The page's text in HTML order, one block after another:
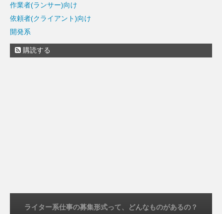
作業者(ランサー)向け
依頼者(クライアント)向け
開発系
購読する
ライター系仕事の募集形式って、どんなものがあるの？